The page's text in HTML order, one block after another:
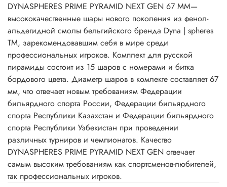
DYNASPHERES PRIME PYRAMID NEXT GEN 67 ММ—
высококачественные шары нового поколения из фенол-
альдегидной смолы бельгийского бренда Dyna | spheres
TM, зарекомендовавшим себя в мире среди
профессиональных игроков. Комплект для русской
пирамиды состоит из 15 шаров с номерами и битка
бордового цвета. Диаметр шаров в комлекте составляет 67
мм, что отвечает новым требованиям Федерации
бильярдного спорта России, Федерации бильярдного
спорта Республики Казахстан и Федерации бильярдного
спорта Республики Узбекистан при проведении
различных турниров и чемпионатов. Качество
DYNASPHERES PRIME PYRAMID NEXT GEN отвечает
самым высоким требованиям как спортсменов-любителей,
так профессиональных игроков.